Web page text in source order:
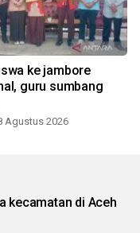
ke jambore
guru sumbang
Agustus 2026
kecamatan di Aceh